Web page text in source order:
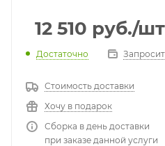
12 510 руб./шт
Достаточно
Стоимость доставки
Хочу в подарок
Сборка в день доставки
при заказе данной услуги